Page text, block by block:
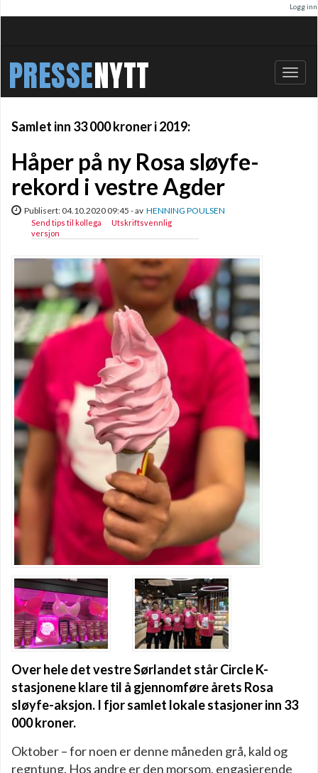
Logg inn
PRESSENYTT
Bytt
Samlet inn 33 000 kroner i 2019:
Håper på ny Rosa sløyfe-
rekord i vestre Agder
Publisert: 04.10.2020 09:45 - av HENNING POULSEN
Send tips til kollega
Utskriftsvennlig
versjon
Over hele det vestre Sørlandet står Circle K-
stasjonene klare til å gjennomføre årets Rosa
sløyfe-aksjon. I fjor samlet lokale stasjoner inn 33
000 kroner.
Oktober – for noen er denne måneden grå, kald og
regntung. Hos andre er den morsom, engasjerende